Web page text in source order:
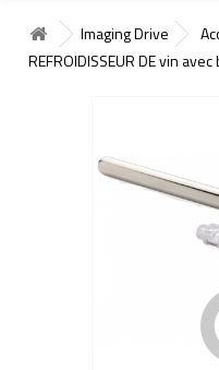
Imaging Drive
REFROIDISSEUR DE vin